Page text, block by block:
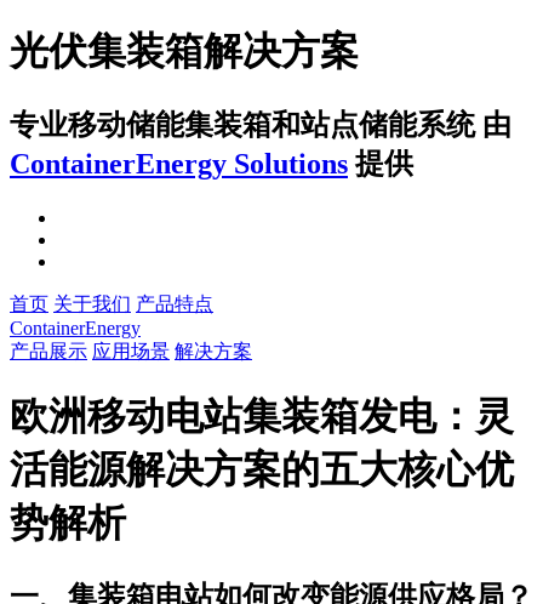
光伏集装箱解决方案
专业移动储能集装箱和站点储能系统 由
ContainerEnergy Solutions 提供
首页 关于我们 产品特点
ContainerEnergy
产品展示 应用场景 解决方案
欧洲移动电站集装箱发电：灵
活能源解决方案的五大核心优
势解析
一、集装箱电站如何改变能源供应格局？